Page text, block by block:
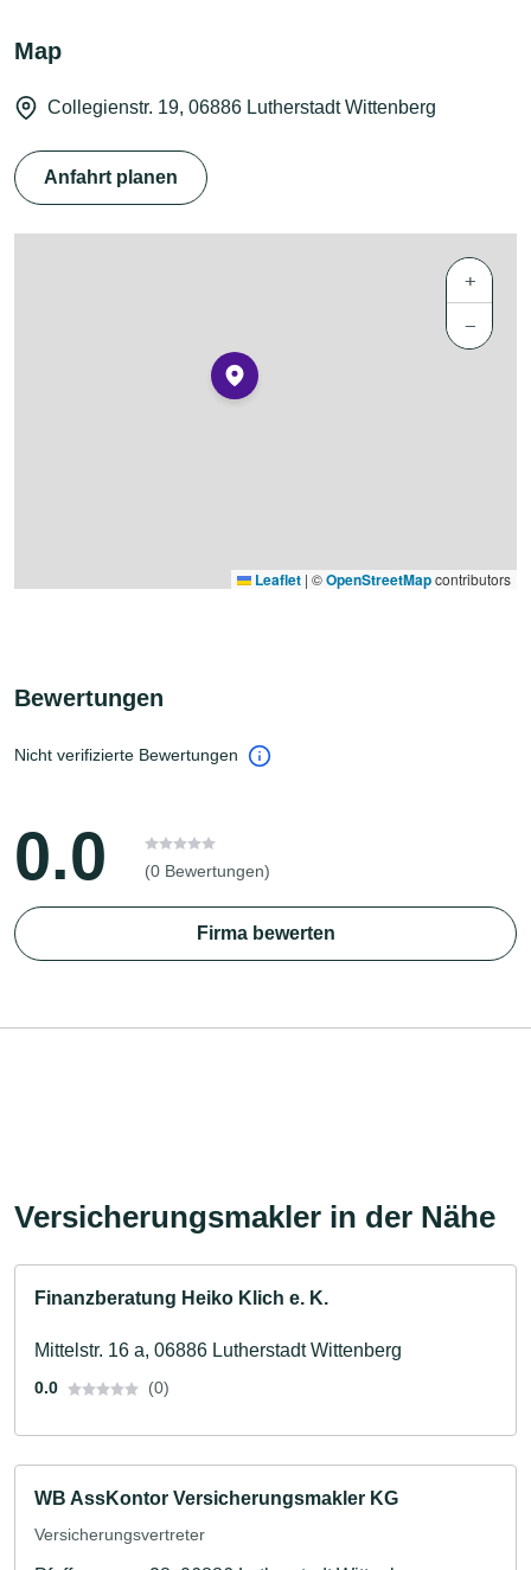
Map
Collegienstr. 19, 06886 Lutherstadt Wittenberg
Anfahrt planen
+
−
Leaflet | ©OpenStreetMapcontributors
Bewertungen
Nicht verifizierte Bewertungen
0.0 (0 Bewertungen)
Firma bewerten
Versicherungsmakler in der Nähe
Finanzberatung Heiko Klich e. K.
Mittelstr. 16 a, 06886 Lutherstadt Wittenberg
0.0 (0)
WB AssKontor Versicherungsmakler KG
Versicherungsvertreter